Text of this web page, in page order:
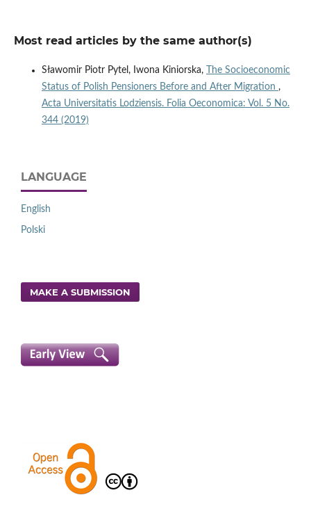
Most read articles by the same author(s)
Sławomir Piotr Pytel, Iwona Kiniorska,
The Socioeconomic
Status of Polish Pensioners Before and After Migration ,
Acta Universitatis Lodziensis. Folia Oeconomica: Vol. 5 No.
344 (2019)
LANGUAGE
English
Polski
MAKE A SUBMISSION